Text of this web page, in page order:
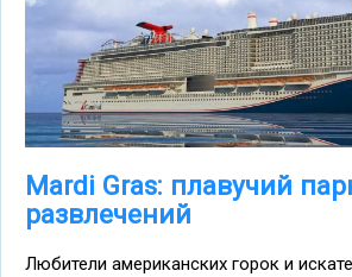
Mardi Gras: плавучий
развлечений
Любители американских горок и